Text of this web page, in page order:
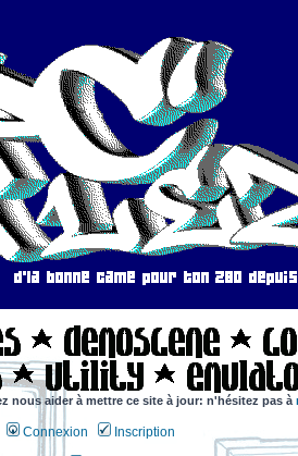
nous aider à mettre ce site à jour: n'hésitez pas à
Connexion Inscription